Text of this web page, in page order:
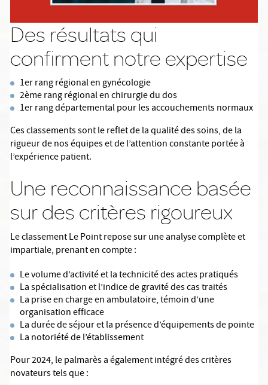
Des résultats qui
confirment notre expertise
1er rang régional en gynécologie
2ème rang régional en chirurgie du dos
1er rang départemental pour les accouchements normaux
Ces classements sont le reflet de la qualité des soins, de la
rigueur de nos équipes et de l’attention constante portée à
l’expérience patient.
Une reconnaissance basée
sur des critères rigoureux
Le classement Le Point repose sur une analyse complète et
impartiale, prenant en compte :
Le volume d’activité et la technicité des actes pratiqués
La spécialisation et l’indice de gravité des cas traités
La prise en charge en ambulatoire, témoin d’une
organisation efficace
La durée de séjour et la présence d’équipements de pointe
La notoriété de l’établissement
Pour 2024, le palmarès a également intégré des critères
novateurs tels que :